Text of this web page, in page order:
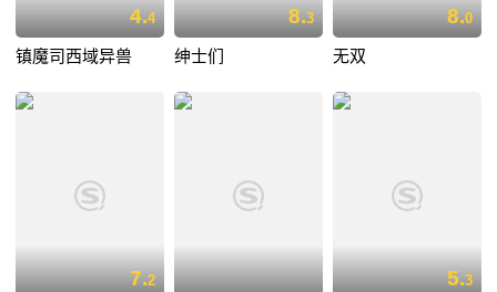
4.4
镇魔司西域异兽
8.3
绅士们
8.0
无双
7.2 5.3